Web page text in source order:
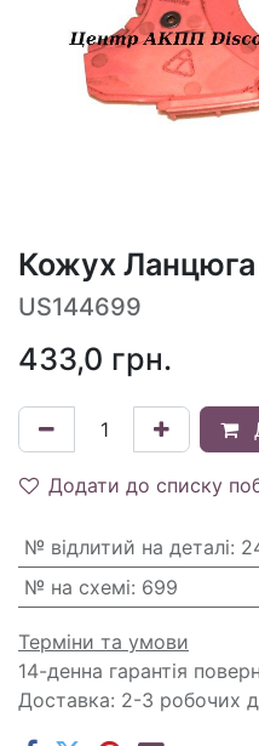
Кожух
US144699
433,0 грн.
Додати до списку
№ відлитий на деталі:
№ на схемі: 699
Терміни та умови
14-денна гарантія
Доставка: 2-3 робочих